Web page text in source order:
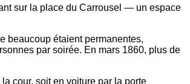
sur la place du Carrousel — un espace
beaucoup étaient permanentes,
par soirée. En mars 1860, plus de
cour, soit en voiture par la porte